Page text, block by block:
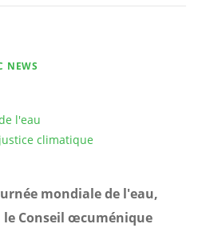
NEWS
l'eau
climatique
mondiale de l'eau,
le Conseil œcuménique